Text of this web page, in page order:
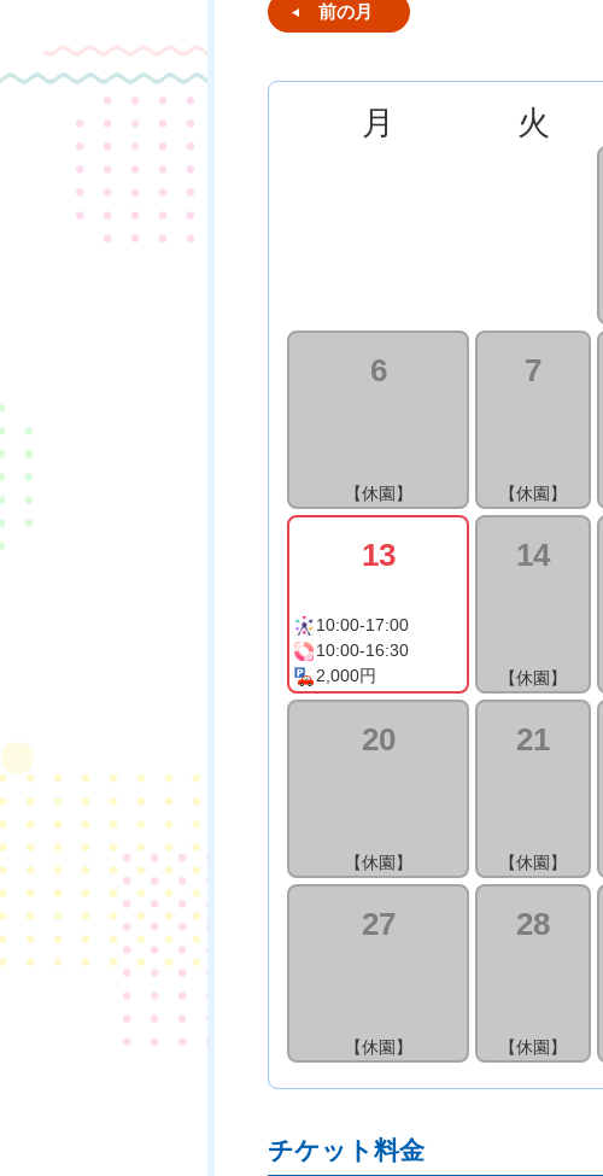
前の月
月 火
6
【休園】
7
【休園】
13
10:00-17:00
10:00-16:30
2,000円
14
【休園】
20
【休園】
21
【休園】
27
【休園】
28
【休園】
チケット料金